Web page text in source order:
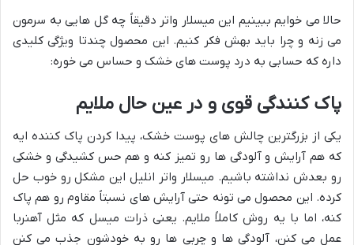
حالا می خوایم ببینیم این میسلار واتر دقیقاً چه گل هایی به سرمون
می زنه و چرا باید بهش فکر کنیم. این محصول چندتا ویژگی کلیدی
داره که حسابی به درد پوست های خشک و حساس می خوره:
پاک کنندگی قوی و در عین حال ملایم
یکی از بزرگترین چالش های پوست خشک، پیدا کردن پاک کننده ایه
که هم آرایش و آلودگی ها رو تمیز کنه و هم حس کشیدگی و خشکی
رو بعدش نداشته باشیم. میسلار واتر انلیل این مشکل رو خوب حل
کرده. این محصول می تونه حتی آرایش های نسبتاً مقاوم رو هم پاک
کنه، اما با یه روش کاملاً ملایم. یعنی ذرات میسل که مثل آهنربا
عمل می کنن، آلودگی ها و چربی ها رو به خودشون جذب می کنن